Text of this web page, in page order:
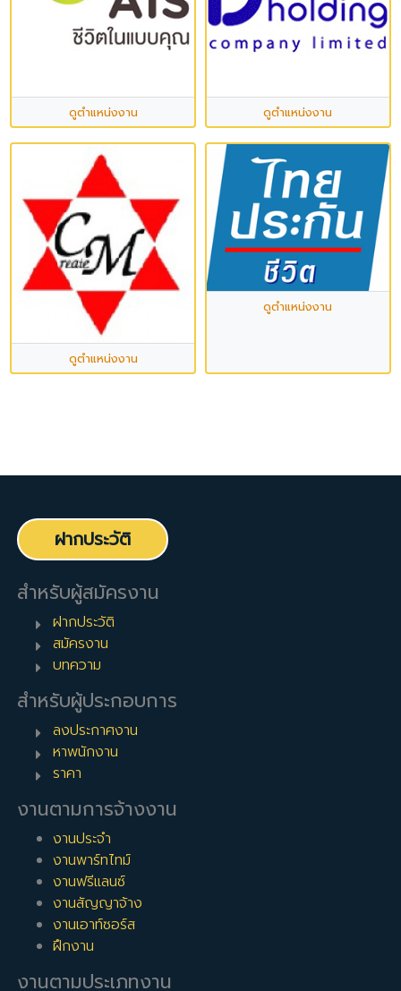
ดูตำแหน่งงาน ดูตำแหน่งงาน
ดูตำแหน่งงาน
ดูตำแหน่งงาน
ฝากประวัติ
สำหรับผู้สมัครงาน
ฝากประวัติ
สมัครงาน
บทความ
สำหรับผู้ประกอบการ
ลงประกาศงาน
หาพนักงาน
ราคา
งานตามการจ้างงาน
งานประจำ
งานพาร์ทไทม์
งานฟรีแลนซ์
งานสัญญาจ้าง
งานเอาท์ซอร์ส
ฝึกงาน
งานตามประเภทงาน